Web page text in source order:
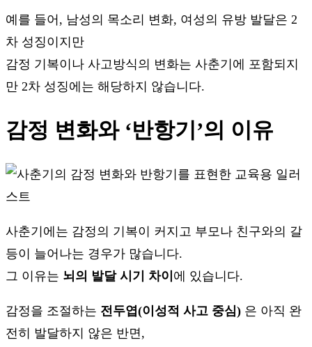
예를 들어, 남성의 목소리 변화, 여성의 유방 발달은 2
차 성징이지만
감정 기복이나 사고방식의 변화는 사춘기에 포함되지
만 2차 성징에는 해당하지 않습니다.
감정 변화와 ‘반항기’의 이유
사춘기에는 감정의 기복이 커지고 부모나 친구와의 갈
등이 늘어나는 경우가 많습니다.
그 이유는 뇌의 발달 시기 차이 에 있습니다.
감정을 조절하는 전두엽(이성적 사고 중심) 은 아직 완
전히 발달하지 않은 반면,